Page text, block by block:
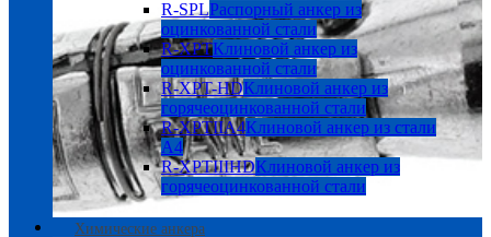
R-SPLРаспорный анкер из
оцинкованной стали
R-XPTКлиновой анкер из
оцинкованной стали
R-XPT-HDКлиновой анкер из
горячеоцинкованной стали
R-XPTIIA4Клиновой анкер из стали
А4
R-XPTIIIHDКлиновой анкер из
горячеоцинкованной стали
Химические анкера